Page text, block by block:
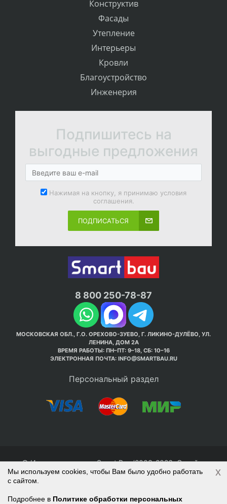
Конструктив
Фасады
Утепление
Интерьеры
Кровли
Благоустройство
Инженерия
Подпишитесь на
выгодные предложения
Нажимая на кнопку, я принимаю условия
соглашения.
ПОДПИСАТЬСЯ
8 800 250-78-87
МОСКОВСКАЯ ОБЛ., Г.О. ОРЕХОВО-ЗУЕВО, Г. ЛИКИНО-ДУЛЁВО, УЛ.
ЛЕНИНА, ДОМ 2А
ВРЕМЯ РАБОТЫ: ПН–ПТ: 9–18, СБ: 10–16
ЭЛЕКТРОННАЯ ПОЧТА: INFO@SMARTBAU.RU
Персональный раздел
© Интернет-магазин Smart Bau ’2003-2026. Стройте
правильно с 1-го раза.
Политика обработки персональных данных
Наверх
Войти Регистрация
Мы используем cookies, чтобы Вам было удобно работать
с сайтом.
Подробнее в Политике обработки персональных
x